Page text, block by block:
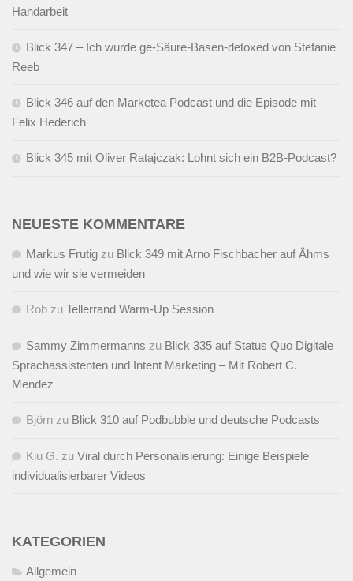
Handarbeit
Blick 347 – Ich wurde ge-Säure-Basen-detoxed von Stefanie
Reeb
Blick 346 auf den Marketea Podcast und die Episode mit
Felix Hederich
Blick 345 mit Oliver Ratajczak: Lohnt sich ein B2B-Podcast?
NEUESTE KOMMENTARE
Markus Frutig zu Blick 349 mit Arno Fischbacher auf Ähms
und wie wir sie vermeiden
Rob zu Tellerrand Warm-Up Session
Sammy Zimmermanns zu Blick 335 auf Status Quo Digitale
Sprachassistenten und Intent Marketing – Mit Robert C.
Mendez
Björn zu Blick 310 auf Podbubble und deutsche Podcasts
Kiu G. zu Viral durch Personalisierung: Einige Beispiele
individualisierbarer Videos
KATEGORIEN
Allgemein